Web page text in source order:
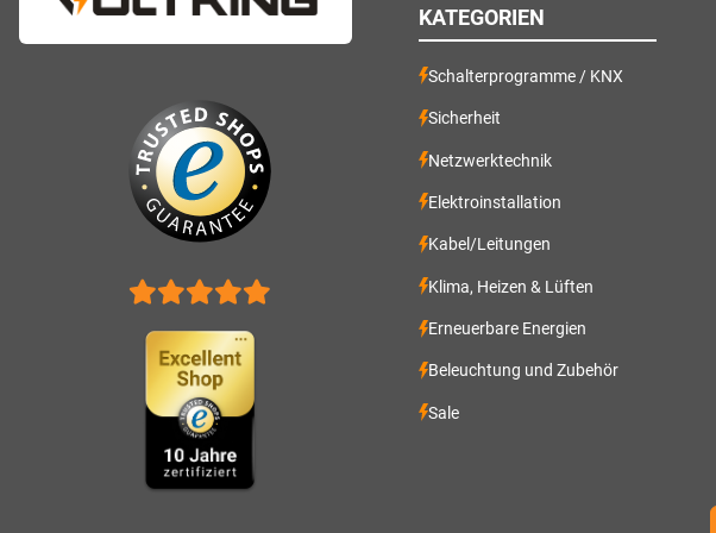
KATEGORIEN
Schalterprogramme / KNX
Sicherheit
Netzwerktechnik
Elektroinstallation
Kabel/Leitungen
Klima, Heizen & Lüften
Erneuerbare Energien
Beleuchtung und Zubehör
Sale